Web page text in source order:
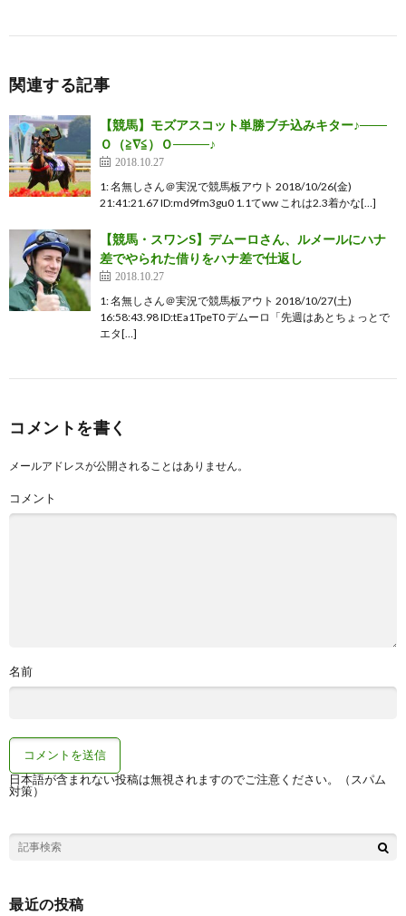
関連する記事
【競馬】モズアスコット単勝ブチ込みキター♪───
Ｏ（≧∇≦）Ｏ────♪
2018.10.27
1: 名無しさん＠実況で競馬板アウト 2018/10/26(金)
21:41:21.67 ID:md9fm3gu0 1.1てww これは2.3着かな[…]
【競馬・スワンS】デムーロさん、ルメールにハナ
差でやられた借りをハナ差で仕返し
2018.10.27
1: 名無しさん＠実況で競馬板アウト 2018/10/27(土)
16:58:43.98 ID:tEa1TpeT0 デムーロ「先週はあとちょっとで
エタ[…]
コメントを書く
メールアドレスが公開されることはありません。
コメント
名前
日本語が含まれない投稿は無視されますのでご注意ください。（スパム
対策）
最近の投稿